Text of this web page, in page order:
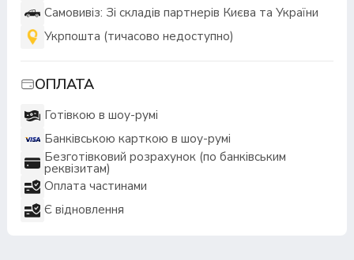
Самовивіз: Зі складів партнерів Києва та України
Укрпошта (тичасово недоступно)
ОПЛАТА
Готівкою в шоу-румі
Банківською карткою в шоу-румі
Безготівковий розрахунок (по банківським
реквізитам)
Оплата частинами
Є відновлення